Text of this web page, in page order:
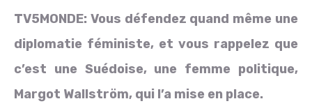
TV5MONDE: Vous défendez quand même une
diplomatie féministe, et vous rappelez que
c’est une Suédoise, une femme politique,
Margot Wallström, qui l’a mise en place.